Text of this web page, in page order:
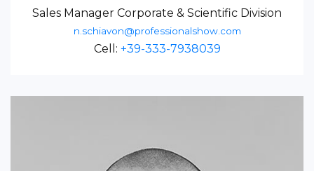
Sales Manager Corporate & Scientific Division
n.schiavon@professionalshow.com
Cell: +39-333-7938039